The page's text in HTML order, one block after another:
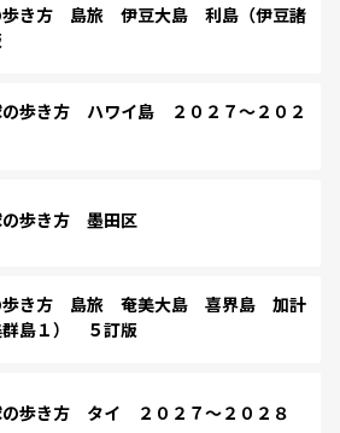
き方 島旅 伊豆大島 利島（伊豆諸
歩き方 ハワイ島 ２０２７～２０２
歩き方 墨田区
歩き方 島旅 奄美大島 喜界島 加計
群島１） ５訂版
歩き方 タイ ２０２７～２０２８